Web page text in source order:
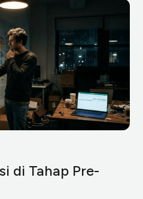
di Tahap Pre-